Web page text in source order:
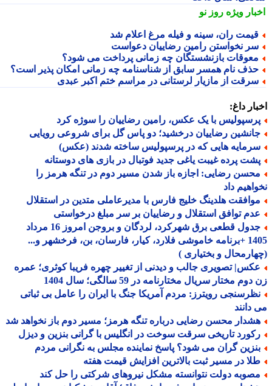
ویژهروز نو
ران، سینه و فیله مرغ اعلام شد
نخواستن رامین رضاییان دعواست
بازنشستگان چه زمانی پرداخت می شود؟
نام همسر سابق از شناسنامه چه زمانی امکان پذیر است؟
از مازیار لرستانی در مراسم ختم اکبر عبدی
داغ:
با یک عکس، رامین رضاییان را سوژه کرد
رضاییان درخشید؛ دو پاس گل برای شروعی رویایی
هایی که در پرسپولیس ساخته شدند (عکس)
پرده غیبت یاغی جدید فوتبال در بازی های دوستانه
رضایی: اجازه باز شدن مسیر دوم در تنگه هرمز را
داد
هلدینگ خلیج فارس با مدیرعاملی متدین در استقلال
توافق استقلال و رضاییان بر سر مبلغ درخواستی
جدول قطعی برق شهرکرد، لردگان و بروجن امروز 16 مرداد
1405 +برنامه خاموشی فلارد، کیار، فارسان، بن، فرخشهر و...
و بختیاری )
تصویری جالب و دیدنی از تغییر چهره فریبا کوثری؛ عمره
مختار سریال مختارنامه در 59 سالگی؛ سال 1404
رویترز: مردم آمریکا جنگ با ایران را عامل بی ثباتی
محسن رضایی درباره تنگه هرمز؛ مسیر دوم باز نخواهد شد
تاریخی سرقت سوخت در انگلیس با گرانی بنزین و دیزل
گران می شود؟ پاسخ نماینده مجلس به نگرانی مردم
در مسیر ثبت بالاترین افزایش قیمت هفته
دولت نتوانسته مشکل نیروهای شرکتی را حل کند